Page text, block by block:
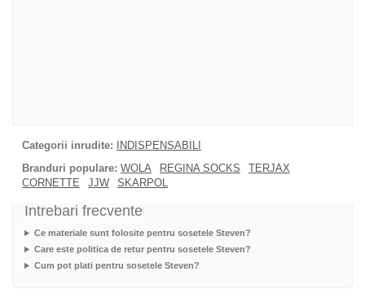
Categorii inrudite:
INDISPENSABILI
Branduri populare: WOLA REGINA SOCKS
TERJAX
CORNETTE
JJW SKARPOL
Intrebari frecvente
Ce materiale sunt folosite pentru sosetele Steven?
Care este politica de retur pentru sosetele Steven?
Cum pot plati pentru sosetele Steven?